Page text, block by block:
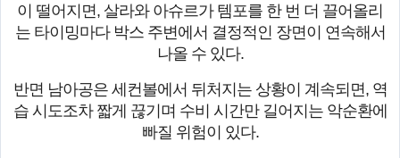
이 떨어지면, 살라와 아슈르가 템포를 한 번 더 끌어올리
는 타이밍마다 박스 주변에서 결정적인 장면이 연속해서
나올 수 있다.
반면 남아공은 세컨볼에서 뒤처지는 상황이 계속되면, 역
습 시도조차 짧게 끊기며 수비 시간만 길어지는 악순환에
빠질 위험이 있다.